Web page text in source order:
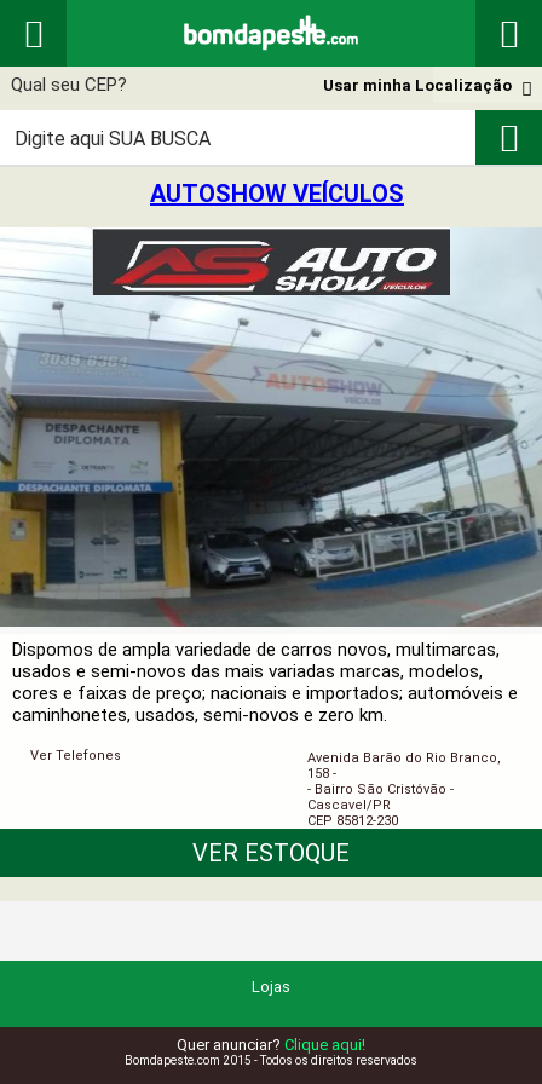
 

Usar minha Localização

AUTOSHOW VEÍCULOS
Dispomos de ampla variedade de carros novos, multimarcas,
usados e semi-novos das mais variadas marcas, modelos,
cores e faixas de preço; nacionais e importados; automóveis e
caminhonetes, usados, semi-novos e zero km.
Ver Telefones
Avenida Barão do Rio Branco,
158 -
- Bairro São Cristóvão -
Cascavel/PR
CEP 85812-230
VER ESTOQUE
Lojas
Quer anunciar? Clique aqui!
Bomdapeste.com 2015 - Todos os direitos reservados